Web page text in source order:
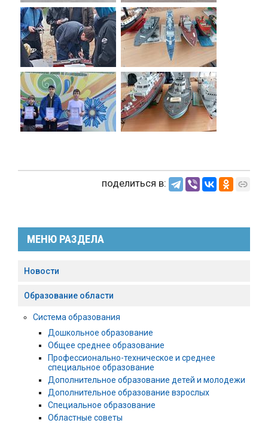
поделиться в:
МЕНЮ РАЗДЕЛА
Новости
Образование области
Система образования
Дошкольное образование
Общее среднее образование
Профессионально-техническое и среднее
специальное образование
Дополнительное образование детей и молодежи
Дополнительное образование взрослых
Специальное образование
Областные советы